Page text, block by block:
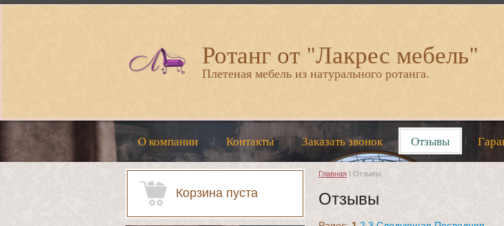
Ротанг от "Лакрес мебель"
Плетеная мебель из натурального ротанга.
О компании Контакты Заказать звонок Отзывы
Корзина пуста
Главная \ Отзывы
Отзывы